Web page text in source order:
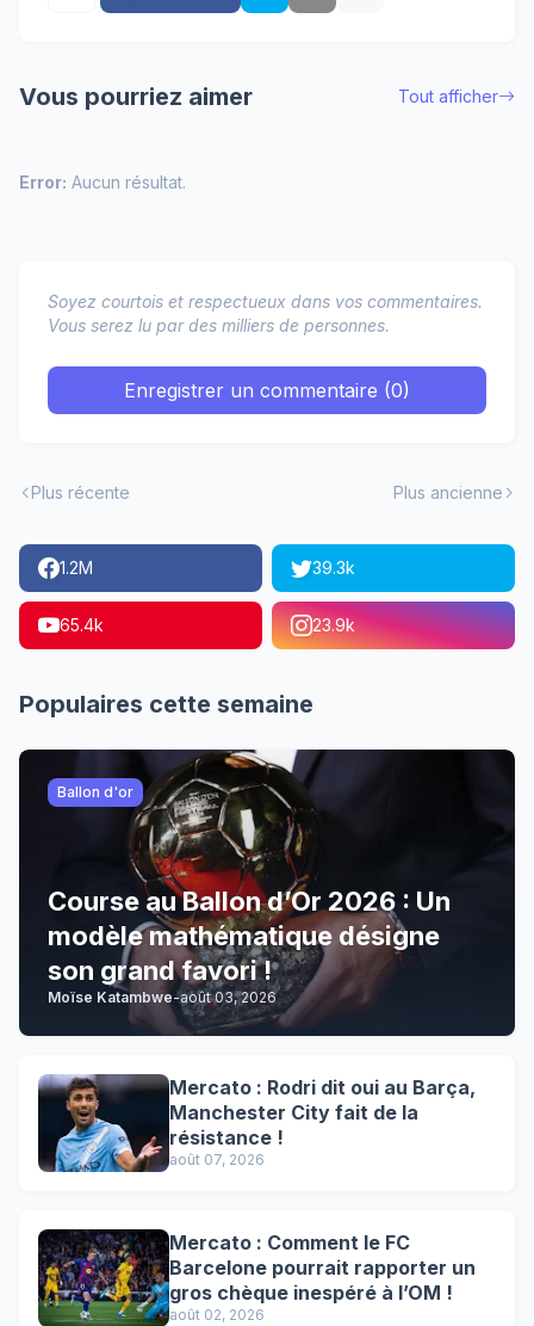
Vous pourriez aimer Tout afficher
Error: Aucun résultat.
Soyez courtois et respectueux dans vos commentaires.
Vous serez lu par des milliers de personnes.
Enregistrer un commentaire (0)
Plus récente Plus ancienne
1.2M 39.3k
65.4k 23.9k
Populaires cette semaine
Ballon d'or
Course au Ballon d’Or 2026 : Un
modèle mathématique désigne
son grand favori !
Moïse Katambwe-août 03, 2026
Mercato : Rodri dit oui au Barça,
Manchester City fait de la
résistance !
août 07, 2026
Mercato : Comment le FC
Barcelone pourrait rapporter un
gros chèque inespéré à l’OM !
août 02, 2026